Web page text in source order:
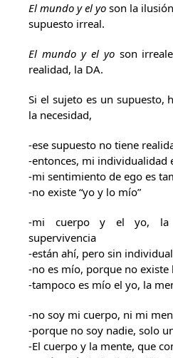
El mundo y el yo son la
supuesto irreal.
El mundo y el yo son
realidad, la DA.
Si el sujeto es un supuesto,
la necesidad,
-ese supuesto no tiene
-entonces, mi individualidad
-mi sentimiento de ego es
-no existe “yo y lo mío”
-mi cuerpo y el yo, la
supervivencia
-están ahí, pero sin
-no es mío, porque no existe
-tampoco es mío el yo, la
-no soy mi cuerpo, ni mi
-porque no soy nadie, solo
-El cuerpo y la mente, que